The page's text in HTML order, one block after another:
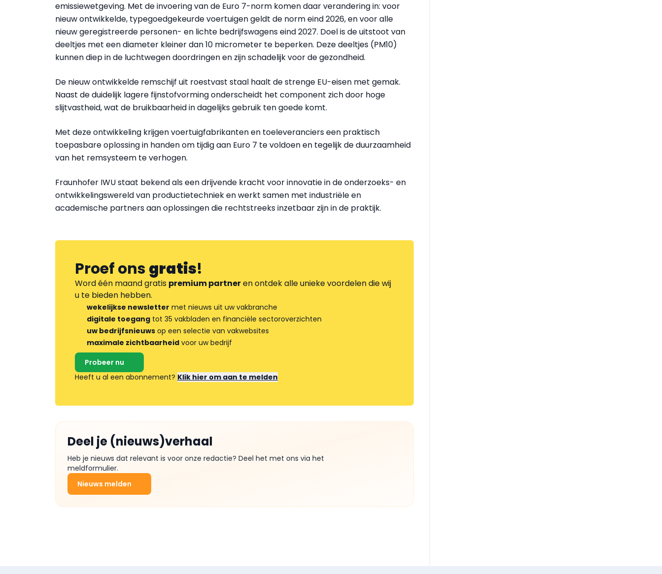
emissiewetgeving. Met de invoering van de Euro 7-norm komen daar verandering in: voor
nieuw ontwikkelde, typegoedgekeurde voertuigen geldt de norm eind 2026, en voor alle
nieuw geregistreerde personen- en lichte bedrijfswagens eind 2027. Doel is de uitstoot van
deeltjes met een diameter kleiner dan 10 micrometer te beperken. Deze deeltjes (PM10)
kunnen diep in de luchtwegen doordringen en zijn schadelijk voor de gezondheid.
De nieuw ontwikkelde remschijf uit roestvast staal haalt de strenge EU-eisen met gemak.
Naast de duidelijk lagere fijnstofvorming onderscheidt het component zich door hoge
slijtvastheid, wat de bruikbaarheid in dagelijks gebruik ten goede komt.
Met deze ontwikkeling krijgen voertuigfabrikanten en toeleveranciers een praktisch
toepasbare oplossing in handen om tijdig aan Euro 7 te voldoen en tegelijk de duurzaamheid
van het remsysteem te verhogen.
Fraunhofer IWU staat bekend als een drijvende kracht voor innovatie in de onderzoeks- en
ontwikkelingswereld van productietechniek en werkt samen met industriële en
academische partners aan oplossingen die rechtstreeks inzetbaar zijn in de praktijk.
Proef onsgratis!
Word één maand gratis premium partneren ontdek alle unieke voordelen die wij
u te bieden hebben.
wekelijkse newsletter met nieuws uit uw vakbranche
digitale toegang tot 35 vakbladen en financiële sectoroverzichten
uw bedrijfsnieuws op een selectie van vakwebsites
maximale zichtbaarheid voor uw bedrijf
Probeer nu
Heeft u al een abonnement? Klik hier om aan te melden
Deel je (nieuws)verhaal
Heb je nieuws dat relevant is voor onze redactie? Deel het met ons via het
meldformulier.
Nieuws melden